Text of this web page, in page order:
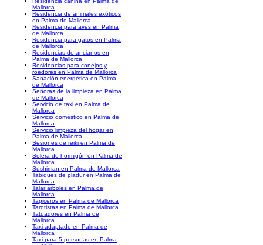
Mallorca
Residencia de animales exóticos
en Palma de Mallorca
Residencia para aves en Palma
de Mallorca
Residencia para gatos en Palma
de Mallorca
Residencias de ancianos en
Palma de Mallorca
Residencias para conejos y
roedores en Palma de Mallorca
Sanación energética en Palma
de Mallorca
Señoras de la limpieza en Palma
de Mallorca
Servicio de taxi en Palma de
Mallorca
Servicio doméstico en Palma de
Mallorca
Servicio limpieza del hogar en
Palma de Mallorca
Sesiones de reiki en Palma de
Mallorca
Solera de hormigón en Palma de
Mallorca
Sushiman en Palma de Mallorca
Tabiques de pladur en Palma de
Mallorca
Talar árboles en Palma de
Mallorca
Tapiceros en Palma de Mallorca
Tarotistas en Palma de Mallorca
Tatuadores en Palma de
Mallorca
Taxi adaptado en Palma de
Mallorca
Taxi para 5 personas en Palma